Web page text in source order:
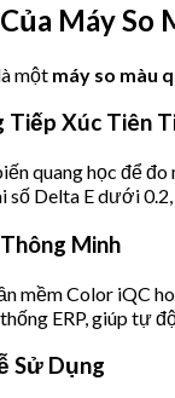
Máy So
một máy so màu
Tiếp Xúc Tiên
quang học để
số Delta E dưới
Minh
mềm Color iQC
ERP, giúp tự
Sử Dụng